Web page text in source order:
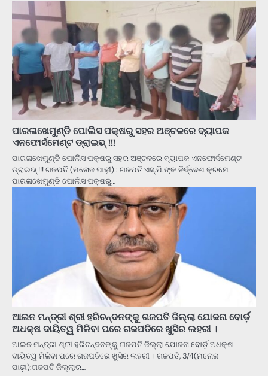
ପାରଳାଖେମୁଣ୍ଡି ପୋଲିସ ପକ୍ଷରୁ ସହର ଅଞ୍ଚଳରେ ବ୍ୟାପକ
ଏନଫୋର୍ସମେଣ୍ଟ ଡ୍ରାଇଭ୍ !!!
ପାରଳାଖେମୁଣ୍ଡି ପୋଲିସ ପକ୍ଷରୁ ସହର ଅଞ୍ଚଳରେ ବ୍ୟାପକ ଏନଫୋର୍ସମେଣ୍ଟ
ଡ୍ରାଇଭ୍ !!! ଗଜପତି (ମନୋଜ ପାଢ଼ୀ) : ଗଜପତି ଏସ୍‌.ପି.ଙ୍କ ନିର୍ଦ୍ଦେଶ କ୍ରମେ
ପାରଳାଖେମୁଣ୍ଡି ପୋଲିସ ପକ୍ଷରୁ…
ଆଇନ ମନ୍ତ୍ରୀ ଶ୍ରୀ ହରିଚନ୍ଦନଙ୍କୁ ଗଜପତି ଜିଲ୍ଲା ଯୋଜନା ବୋର୍ଡ଼
ଅଧକ୍ଷ ଦାୟିତ୍ୱ ମିଳିବା ପରେ ଗଜପତିରେ ଖୁସିର ଲହରୀ ।
ଆଇନ ମନ୍ତ୍ରୀ ଶ୍ରୀ ହରିଚନ୍ଦନଙ୍କୁ ଗଜପତି ଜିଲ୍ଲା ଯୋଜନା ବୋର୍ଡ଼ ଅଧକ୍ଷ
ଦାୟିତ୍ୱ ମିଳିବା ପରେ ଗଜପତିରେ ଖୁସିର ଲହରୀ । ଗଜପତି, 3/4(ମନୋଜ
ପାଢ଼ୀ):ଗଜପତି ଜିଲ୍ଲାର…